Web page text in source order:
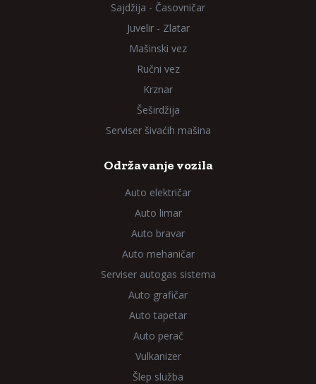
Sajdžija - Časovničar
Juvelir - Zlatar
Mašinski vez
Ručni vez
Krznar
Šeširdžija
Serviser šivaćih mašina
Održavanje vozila
Auto električar
Auto limar
Auto bravar
Auto mehaničar
Serviser autogas sistema
Auto grafičar
Auto tapetar
Auto perač
Vulkanizer
Šlep služba